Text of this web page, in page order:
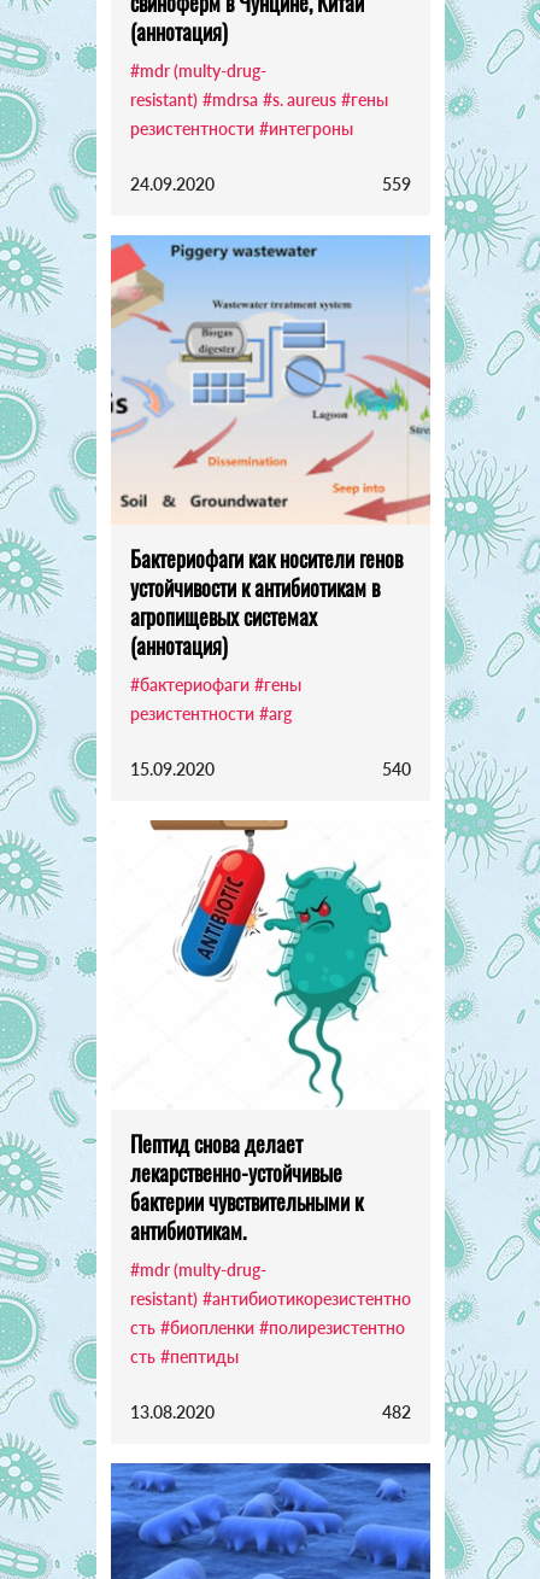
(аннотация)
#mdr (multy-drug-
resistant) #mdrsa #s. aureus #гены
резистентности #интегроны
24.09.2020 559
Бактериофаги как носители генов
устойчивости к антибиотикам в
агропищевых системах
(аннотация)
#бактериофаги #гены
резистентности #arg
15.09.2020 540
Пептид снова делает
лекарственно-устойчивые
бактерии чувствительными к
антибиотикам.
#mdr (multy-drug-
resistant) #антибиотикорезистентно
сть #биопленки #полирезистентно
сть #пептиды
13.08.2020 482